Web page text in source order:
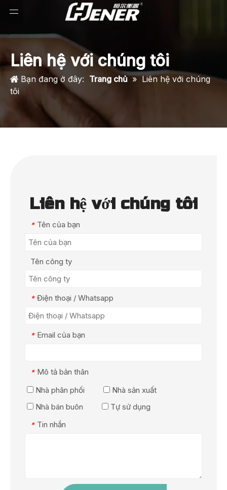
Liên hệ với chúng tôi
Bạn đang ở đây: Trang chủ » Liên hệ với chúng
tôi
Liên hệ với chúng tôi
* Tên của bạn
Tên công ty
* Điện thoại / Whatsapp
* Email của bạn
* Mô tả bản thân
Nhà phân phối
Nhà sản xuất
Nhà bán buôn
Tự sử dụng
* Tin nhắn